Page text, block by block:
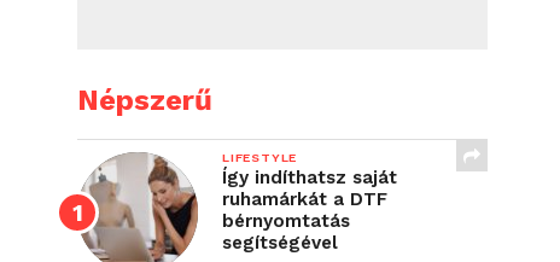
Népszerű
LIFESTYLE
Így indíthatsz saját
ruhamárkát a DTF
bérnyomtatás
segítségével